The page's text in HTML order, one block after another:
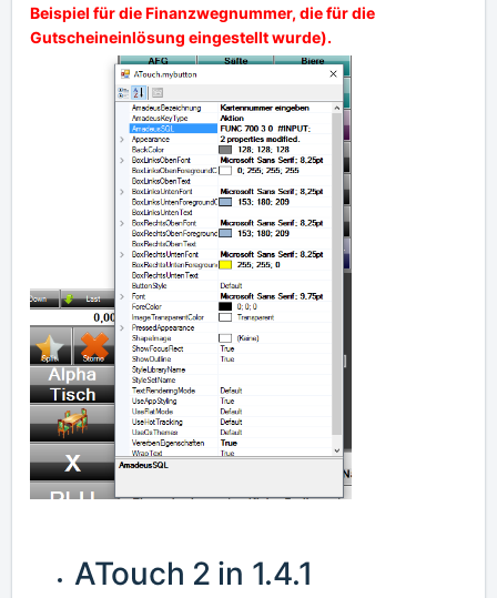
Beispiel für die Finanzwegnummer, die für die
Gutscheineinlösung eingestellt wurde).
ATouch 2 in 1.4.1